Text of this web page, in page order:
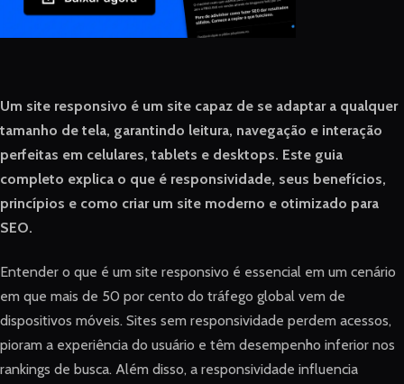
Um site responsivo é um site capaz de se adaptar a qualquer
tamanho de tela, garantindo leitura, navegação e interação
perfeitas em celulares, tablets e desktops. Este guia
completo explica o que é responsividade, seus benefícios,
princípios e como criar um site moderno e otimizado para
SEO.
Entender o que é um site responsivo é essencial em um cenário
em que mais de 50 por cento do tráfego global vem de
dispositivos móveis. Sites sem responsividade perdem acessos,
pioram a experiência do usuário e têm desempenho inferior nos
rankings de busca. Além disso, a responsividade influencia